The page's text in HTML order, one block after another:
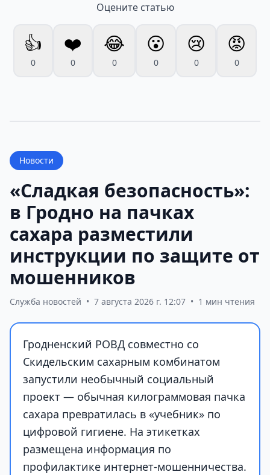
Оцените статью
👍
0
❤️
0
😂
0
😮
0
😢
0
😡
0
Новости
«Сладкая безопасность»:
в Гродно на пачках
сахара разместили
инструкции по защите от
мошенников
Служба новостей • 7 августа 2026 г. 12:07 • 1 мин чтения
Гродненский РОВД совместно со
Скидельским сахарным комбинатом
запустили необычный социальный
проект — обычная килограммовая пачка
сахара превратилась в «учебник» по
цифровой гигиене. На этикетках
размещена информация по
профилактике интернет-мошенничества.